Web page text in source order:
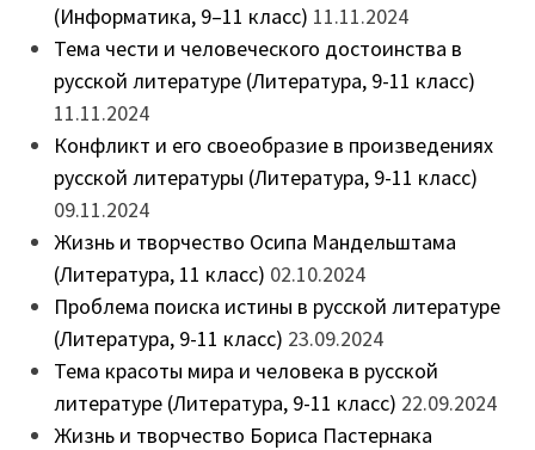
(Информатика, 9–11 класс) 11.11.2024
Тема чести и человеческого достоинства в
русской литературе (Литература, 9-11 класс)
11.11.2024
Конфликт и его своеобразие в произведениях
русской литературы (Литература, 9-11 класс)
09.11.2024
Жизнь и творчество Осипа Мандельштама
(Литература, 11 класс) 02.10.2024
Проблема поиска истины в русской литературе
(Литература, 9-11 класс) 23.09.2024
Тема красоты мира и человека в русской
литературе (Литература, 9-11 класс) 22.09.2024
Жизнь и творчество Бориса Пастернака